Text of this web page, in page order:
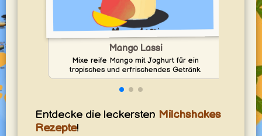
Mango Lassi
Mixe reife Mango mit Joghurt für ein
tropisches und erfrischendes Getränk.
Entdecke die leckersten Milchshakes
Rezepte!